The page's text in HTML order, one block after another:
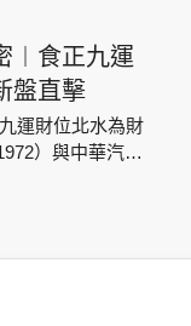
︱食正九運
盤直擊
運財位北水為財
）與中華汽車
，已上載樓書，